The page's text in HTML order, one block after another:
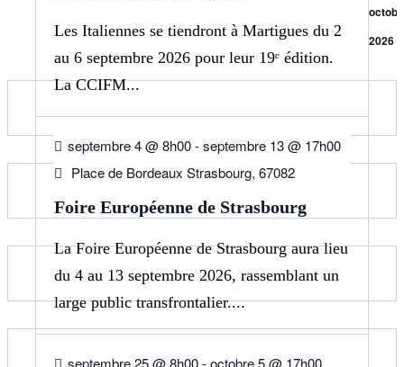
Les Italiennes se tiendront à Martigues du 2
au 6 septembre 2026 pour leur 19ᵉ édition.
La CCIFM...
septembre 4 @ 8h00-septembre 13 @ 17h00
Place de Bordeaux Strasbourg, 67082
Foire Européenne de Strasbourg
La Foire Européenne de Strasbourg aura lieu
du 4 au 13 septembre 2026, rassemblant un
large public transfrontalier....
25
septembre 25 @ 8h00-octobre 5 @ 17h00
2026